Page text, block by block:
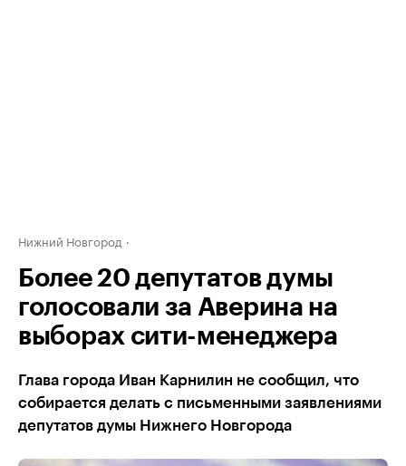
Нижний Новгород
Более 20 депутатов думы
голосовали за Аверина на
выборах сити-менеджера
Глава города Иван Карнилин не сообщил, что
собирается делать с письменными заявлениями
депутатов думы Нижнего Новгорода